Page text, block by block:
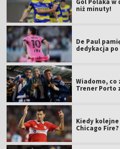
niż minuty!
De Paul
dedykacja po
Wiadomo, co
Trener Porto
Kiedy
Chicago